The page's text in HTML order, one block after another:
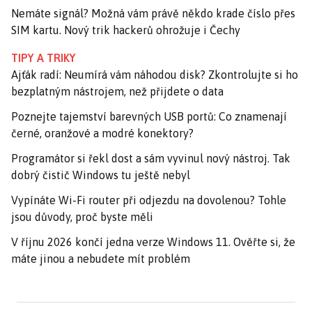
Nemáte signál? Možná vám právě někdo krade číslo přes
SIM kartu. Nový trik hackerů ohrožuje i Čechy
TIPY A TRIKY
Ajťák radí: Neumírá vám náhodou disk? Zkontrolujte si ho
bezplatným nástrojem, než přijdete o data
Poznejte tajemství barevných USB portů: Co znamenají
černé, oranžové a modré konektory?
Programátor si řekl dost a sám vyvinul nový nástroj. Tak
dobrý čistič Windows tu ještě nebyl
Vypínáte Wi-Fi router při odjezdu na dovolenou? Tohle
jsou důvody, proč byste měli
V říjnu 2026 končí jedna verze Windows 11. Ověřte si, že
máte jinou a nebudete mít problém